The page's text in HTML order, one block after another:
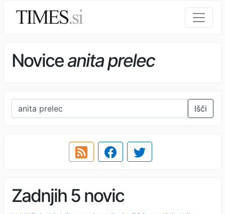
Noviceanita prelec
Išči
Zadnjih 5 novic